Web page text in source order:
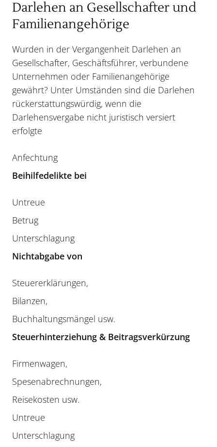
Darlehen an Gesellschafter und
Familienangehörige
Wurden in der Vergangenheit Darlehen an
Gesellschafter, Geschäftsführer, verbundene
Unternehmen oder Familienangehörige
gewährt? Unter Umständen sind die Darlehen
rückerstattungswürdig, wenn die
Darlehensvergabe nicht juristisch versiert
erfolgte
Anfechtung
Beihilfedelikte bei
Untreue
Betrug
Unterschlagung
Nichtabgabe von
Steuererklärungen,
Bilanzen,
Buchhaltungsmängel usw.
Steuerhinterziehung & Beitragsverkürzung
Firmenwagen,
Spesenabrechnungen,
Reisekosten usw.
Untreue
Unterschlagung